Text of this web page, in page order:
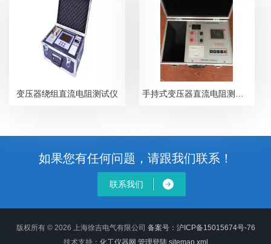
变压器绕组直流电阻测试仪
如果您有任何问题，请跟我们联系！
联系我们
版权所有 © 2026 上海徐吉电气有限公司 备案号：沪ICP备15015674号-76
技术支持： 化工仪器网 管理登陆 sitemap.xml